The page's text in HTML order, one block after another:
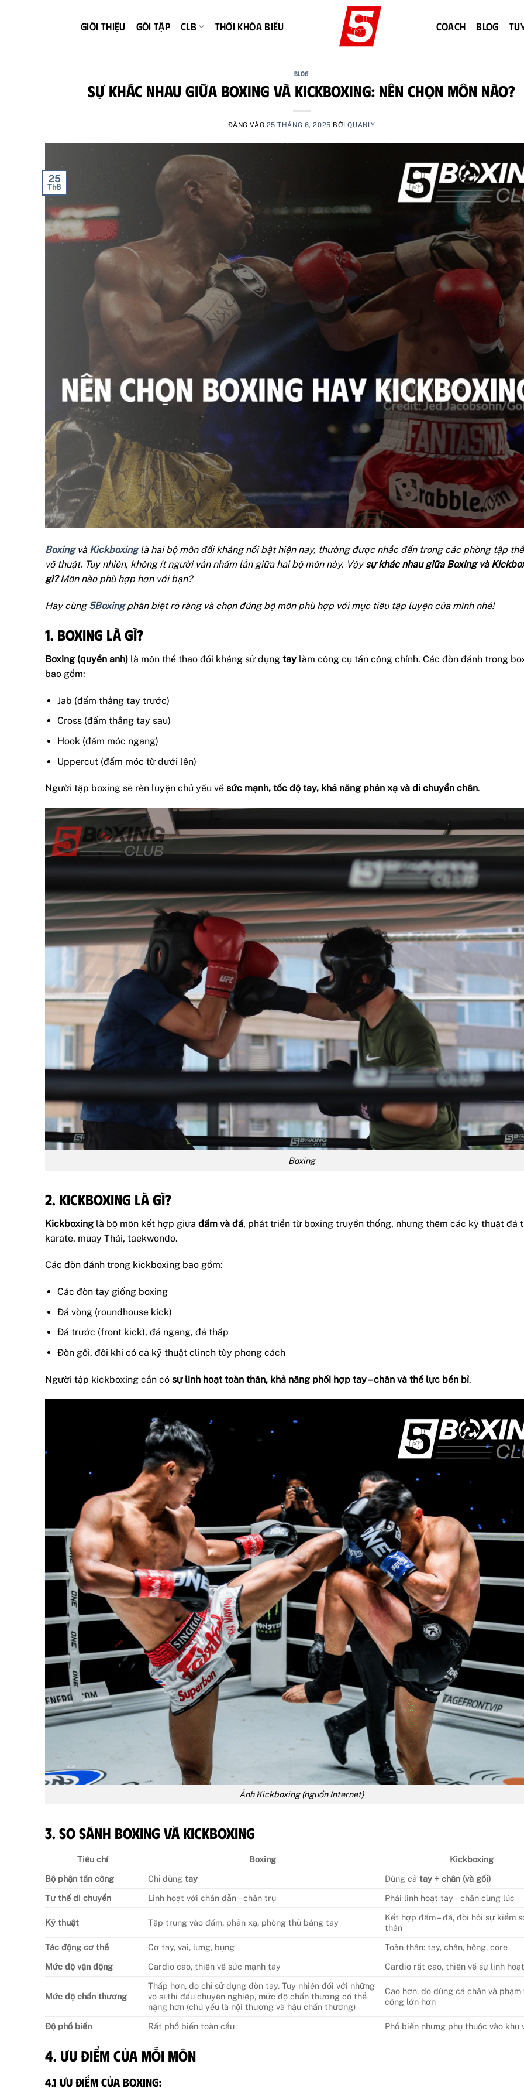
GIỚI THIỆU GÓI TẬP CLB THỜI KHÓA BIỂU COACH BLOG
BLOG
Sự Khác Nhau Giữa Boxing Và Kickboxing: Nên Chọn Môn Nào?
ĐĂNG VÀO 25 THÁNG 6, 2025 BỞIQUANLY
25
Th6
Boxingvà Kickboxinglà hai bộ môn đối kháng nổi bật hiện nay, thường được nhắc đến trong các phòng tập
võ thuật. Tuy nhiên, không ít người vẫn nhầm lẫn giữa hai bộ môn này. Vậy sự khác nhau giữa Boxing và
gì?Môn nào phù hợp hơn với bạn?
Hãy cùng5Boxingphân biệt rõ ràng và chọn đúng bộ môn phù hợp với mục tiêu tập luyện của mình nhé!
1. Boxing là gì?
Boxing (quyền anh) là môn thể thao đối kháng sử dụng tay làm công cụ tấn công chính. Các đòn đánh trong
bao gồm:
Jab (đấm thẳng tay trước)
Cross (đấm thẳng tay sau)
Hook (đấm móc ngang)
Uppercut (đấm móc từ dưới lên)
Người tập boxing sẽ rèn luyện chủ yếu về sức mạnh, tốc độ tay, khả năng phản xạ và di chuyển chân.
Boxing
2. Kickboxing là gì?
Kickboxing là bộ môn kết hợp giữa đấm và đá, phát triển từ boxing truyền thống, nhưng thêm các kỹ thuật đá
karate, muay Thái, taekwondo.
Các đòn đánh trong kickboxing bao gồm:
Các đòn tay giống boxing
Đá vòng (roundhouse kick)
Đá trước (front kick), đá ngang, đá thấp
Đòn gối, đôi khi có cả kỹ thuật clinch tùy phong cách
Người tập kickboxing cần có sự linh hoạt toàn thân, khả năng phối hợp tay – chân và thể lực bền bỉ.
Ảnh Kickboxing (nguồn Internet)
3. So sánh Boxing và Kickboxing
Tiêu chí Boxing
Kickboxing
Bộ phận tấn công
Chỉ dùngtay Dùng cảtay + chân (và gối)
Tư thế di chuyển
Linh hoạt với chân dẫn – chân trụ Phải linh hoạt tay – chân cùng lúc
Kỹ thuật Tập trung vào đấm, phản xạ, phòng thủ bằng tay
Kết hợp đấm – đá, đòi hỏi sự kiểm
thân
Tác động cơ thể
Cơ tay, vai, lưng, bụng
Toàn thân: tay, chân, hông, core
Mức độ vận động
Cardio cao, thiên về sức mạnh tay Cardio rất cao, thiên về sự linh
Mức độ chấn thương
Thấp hơn, do chỉ sử dụng đòn tay. Tuy nhiên đối với những
võ sĩ thi đấu chuyên nghiệp, mức độ chấn thương có thể
nặng hơn (chủ yếu là nội thương và hậu chấn thương)
Cao hơn, do dùng cả chân và
công lớn hơn
Độ phổ biến Rất phổ biến toàn cầu Phổ biến nhưng phụ thuộc vào khu
4. Ưu điểm của mỗi môn
4.1 Ưu điểm của Boxing: